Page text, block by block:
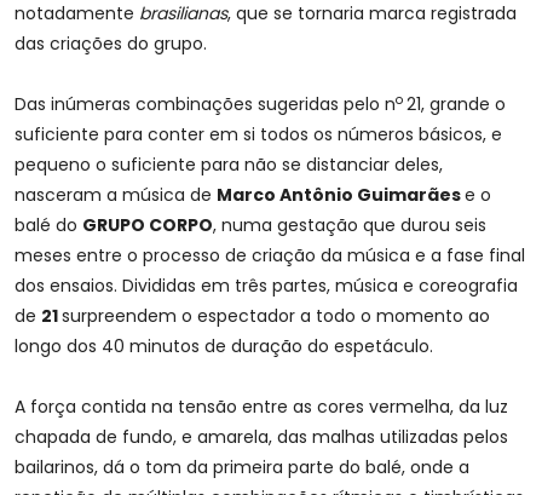
notadamente brasilianas, que se tornaria marca registrada
das criações do grupo.
Das inúmeras combinações sugeridas pelo no 21, grande o
suficiente para conter em si todos os números básicos, e
pequeno o suficiente para não se distanciar deles,
nasceram a música de Marco Antônio Guimarãese o
balé do GRUPO CORPO, numa gestação que durou seis
meses entre o processo de criação da música e a fase final
dos ensaios. Divididas em três partes, música e coreografia
de 21surpreendem o espectador a todo o momento ao
longo dos 40 minutos de duração do espetáculo.
A força contida na tensão entre as cores vermelha, da luz
chapada de fundo, e amarela, das malhas utilizadas pelos
bailarinos, dá o tom da primeira parte do balé, onde a